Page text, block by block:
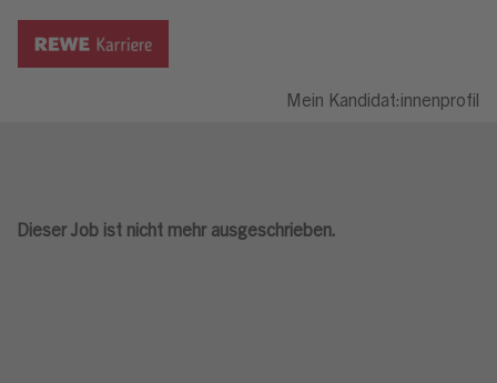
Mein Kandidat:innenprofil
Dieser Job ist nicht mehr ausgeschrieben.